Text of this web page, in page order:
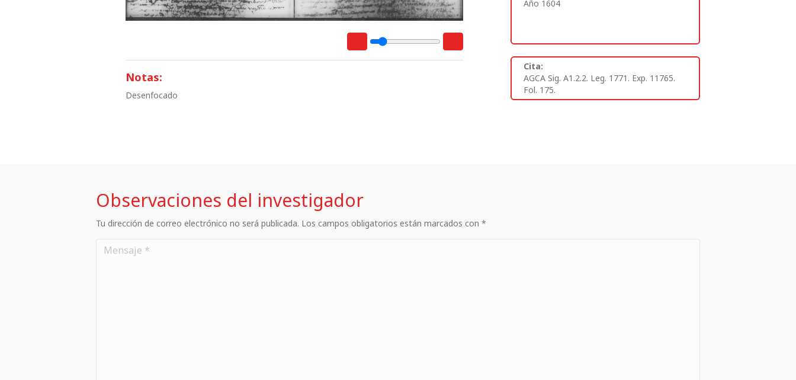
Notas:
Desenfocado
Año 1604
Cita:
AGCA Sig. A1.2.2. Leg. 1771. Exp. 11765.
Fol. 175.
Observaciones del investigador
Tu dirección de correo electrónico no será publicada. Los campos obligatorios están marcados con *